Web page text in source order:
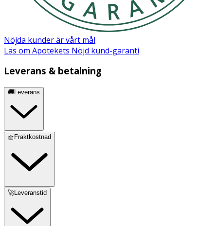
Nöjda kunder är vårt mål
Läs om Apotekets Nöjd kund-garanti
Leverans & betalning
🚚Leverans
🧺Fraktkostnad
🚀Leveranstid